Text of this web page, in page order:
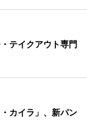
テイクアウト専門
カイラ」、新パン